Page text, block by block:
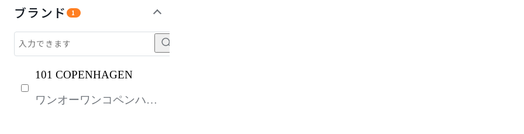
ブランド 1
101 COPENHAGEN
ワンオーワンコペンハー